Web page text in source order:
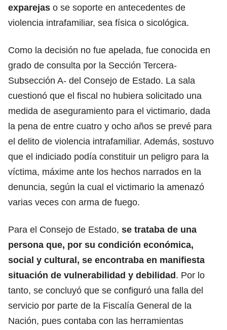
exparejas o se soporte en antecedentes de
violencia intrafamiliar, sea física o sicológica.
Como la decisión no fue apelada, fue conocida en
grado de consulta por la Sección Tercera-
Subsección A- del Consejo de Estado. La sala
cuestionó que el fiscal no hubiera solicitado una
medida de aseguramiento para el victimario, dada
la pena de entre cuatro y ocho años se prevé para
el delito de violencia intrafamiliar. Además, sostuvo
que el indiciado podía constituir un peligro para la
víctima, máxime ante los hechos narrados en la
denuncia, según la cual el victimario la amenazó
varias veces con arma de fuego.
Para el Consejo de Estado, se trataba de una
persona que, por su condición económica,
social y cultural, se encontraba en manifiesta
situación de vulnerabilidad y debilidad. Por lo
tanto, se concluyó que se configuró una falla del
servicio por parte de la Fiscalía General de la
Nación, pues contaba con las herramientas